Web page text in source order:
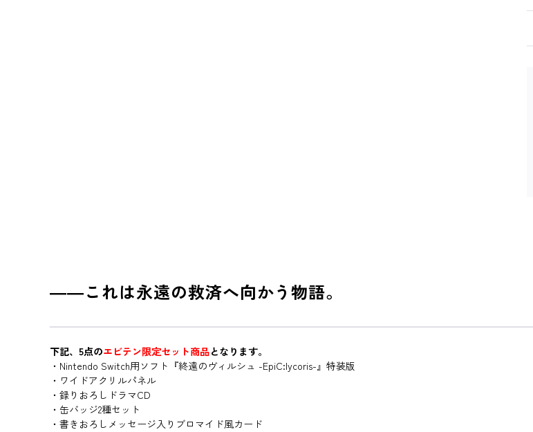
――これは永遠の救済へ向かう物語。
下記、5点のエビテン限定セット商品となります。
・Nintendo Switch用ソフト『終遠のヴィルシュ -EpiC:lycoris-』特装版
・ワイドアクリルパネル
・録りおろしドラマCD
・缶バッジ2種セット
・書きおろしメッセージ入りブロマイド風カード